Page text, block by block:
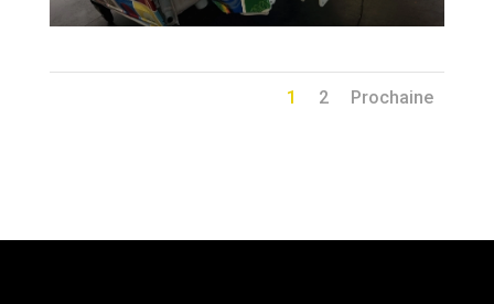
1 2 Prochaine